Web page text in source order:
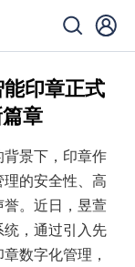
能印章正式
章
景下，印章作
的安全性、高
。近日，昱萱
，通过引入先
数字化管理，